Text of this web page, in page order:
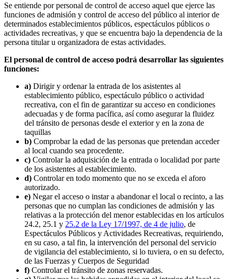
Se entiende por personal de control de acceso aquel que ejerce las
funciones de admisión y control de acceso del público al interior de
determinados establecimientos públicos, espectáculos públicos o
actividades recreativas, y que se encuentra bajo la dependencia de la
persona titular u organizadora de estas actividades.
El personal de control de acceso podrá desarrollar las siguientes
funciones:
a) Dirigir y ordenar la entrada de los asistentes al
establecimiento público, espectáculo público o actividad
recreativa, con el fin de garantizar su acceso en condiciones
adecuadas y de forma pacífica, así como asegurar la fluidez
del tránsito de personas desde el exterior y en la zona de
taquillas
b) Comprobar la edad de las personas que pretendan acceder
al local cuando sea procedente.
c) Controlar la adquisición de la entrada o localidad por parte
de los asistentes al establecimiento.
d) Controlar en todo momento que no se exceda el aforo
autorizado.
e) Negar el acceso o instar a abandonar el local o recinto, a las
personas que no cumplan las condiciones de admisión y las
relativas a la protección del menor establecidas en los artículos
24.2, 25.1 y 25.2 de la Ley 17/1997, de 4 de julio, de
Espectáculos Públicos y Actividades Recreativas, requiriendo,
en su caso, a tal fin, la intervención del personal del servicio
de vigilancia del establecimiento, si lo tuviera, o en su defecto,
de las Fuerzas y Cuerpos de Seguridad
f) Controlar el tránsito de zonas reservadas.